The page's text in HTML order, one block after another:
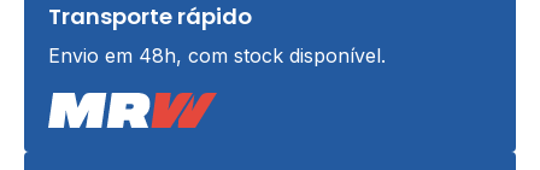
Transporte rápido
Envio em 48h, com stock disponível.